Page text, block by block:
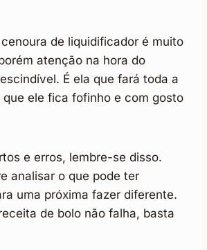
de liquidificador é muito
atenção na hora do
É ela que fará toda a
ele fica fofinho e com gosto
e erros, lembre-se disso.
analisar o que pode ter
uma próxima fazer diferente.
de bolo não falha, basta